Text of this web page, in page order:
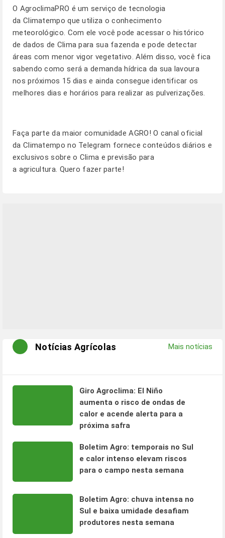
O AgroclimaPRO é um serviço de tecnologia
da Climatempo que utiliza o conhecimento
meteorológico. Com ele você pode acessar o histórico
de dados de Clima para sua fazenda e pode detectar
áreas com menor vigor vegetativo. Além disso, você fica
sabendo como será a demanda hídrica da sua lavoura
nos próximos 15 dias e ainda consegue identificar os
melhores dias e horários para realizar as pulverizações.
Faça parte da maior comunidade AGRO! O canal oficial
da Climatempo no Telegram fornece conteúdos diários e
exclusivos sobre o Clima e previsão para
a agricultura. Quero fazer parte!
Notícias Agrícolas Mais notícias
Giro Agroclima: El Niño
aumenta o risco de ondas de
calor e acende alerta para a
próxima safra
Boletim Agro: temporais no Sul
e calor intenso elevam riscos
para o campo nesta semana
Boletim Agro: chuva intensa no
Sul e baixa umidade desafiam
produtores nesta semana